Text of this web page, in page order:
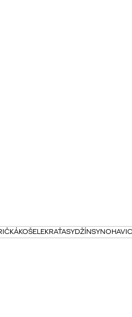
KOŠELEKRAŤASYDŽÍNSY